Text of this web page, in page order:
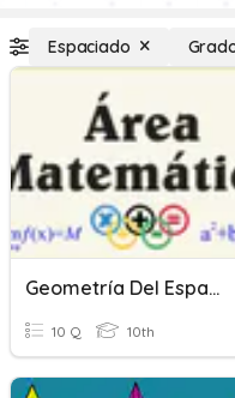
Espaciado
Geometría Del Espacio
10 Q 10th